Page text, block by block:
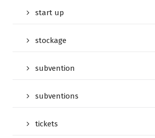
start up
stockage
subvention
subventions
tickets